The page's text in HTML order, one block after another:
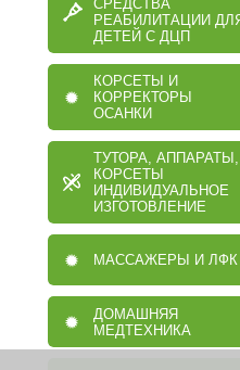
СРЕДСТВА
РЕАБИЛИТАЦИИ
ДЕТЕЙ С ДЦП
КОРСЕТЫ И
КОРРЕКТОРЫ
ОСАНКИ
ТУТОРА, АППАРАТЫ,
КОРСЕТЫ
ИНДИВИДУАЛЬНОЕ
ИЗГОТОВЛЕНИЕ
МАССАЖЕРЫ И ЛФК
ДОМАШНЯЯ
МЕДТЕХНИКА